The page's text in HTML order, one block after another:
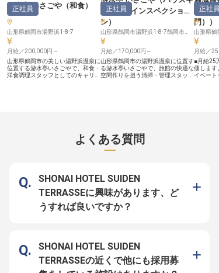
ける環境づくりに力を入れていま
す。 年間休日110日とフレックス休
暇で、プライベートの時間も大切に
できます。社会保険完備はもちろ
ん、移住サポートや副業の奨励、資
格取得支援など、あなたのキャリア
アップを多角的に応援。 さらに、
サウナ・温泉・フィットネスが無料
で利用でき、心身ともにリフレッシ
ュしながら仕事に取り組めます。
※2025年10月09日時点の情報です
食費も無料。 安定した月給で、安
心して長くキャリアを築けるようサ
ポートいたします。 経験豊富な先
輩料理人から学び、さらなるスキル
アップを目指せる環境です。
※2026年03月06日時点の情報です
ください
ん、社
調理師と
的に支援
スタッフ
さらなる
年間休
ベートも
して活
年02月
游水亭 いさごや （和食）
正社員
山形県鶴岡市湯野浜1-8-7
月給／200,000円～
山形県鶴岡市の美しい湯野浜温泉に
位置する游水亭いさごやで、和食・
洋食調理スタッフとしてのキャリア
私たちと一緒に形にしましょう。
※2025年10月23日時点の情報です
ーパー・インスペクショ
ン）
正社員
月給／170,000円～
山形県鶴岡市の湯野浜温泉に位置す
る游水亭いさごやで、旅館の快適な
空間作りを担う清掃・管理スタッフ
を形にしてみませんか？正社員とし
て安定した環境で働けるチャンスで
す。 ※2025年10月23日時点の情報
ダー
門）
）
正社員
山形県鶴
月給／
■月給25
価します
イベート
ていきましょう。
持ちの
月給25
よくある質問
SHONAI HOTEL SUIDEN
TERRASSEに興味があります、ど
うすれば良いですか？
SHONAI HOTEL SUIDEN
TERRASSEの近くで他にも採用募